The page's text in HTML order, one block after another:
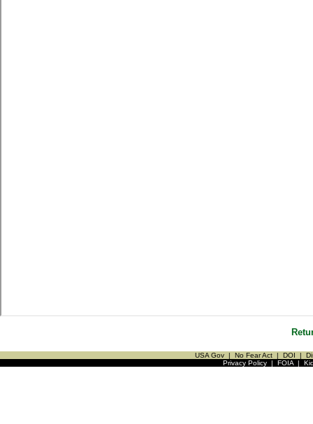
USA Gov | No Fear Act | DOI |
Privacy Policy| FOIA|